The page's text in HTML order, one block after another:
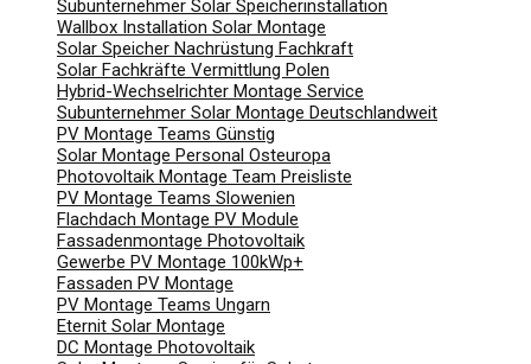
Subunternehmer Solar Speicherinstallation
Wallbox Installation Solar Montage
Solar Speicher Nachrüstung Fachkraft
Solar Fachkräfte Vermittlung Polen
Hybrid-Wechselrichter Montage Service
Subunternehmer Solar Montage Deutschlandweit
PV Montage Teams Günstig
Solar Montage Personal Osteuropa
Photovoltaik Montage Team Preisliste
PV Montage Teams Slowenien
Flachdach Montage PV Module
Fassadenmontage Photovoltaik
Gewerbe PV Montage 100kWp+
Fassaden PV Montage
PV Montage Teams Ungarn
Eternit Solar Montage
DC Montage Photovoltaik